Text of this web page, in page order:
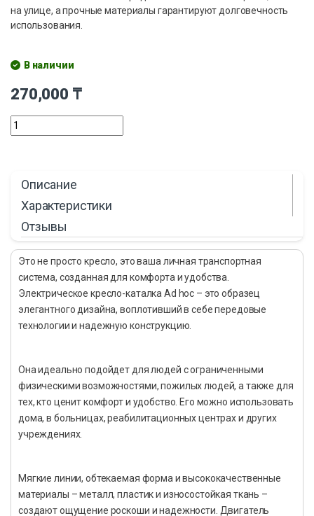
на улице, а прочные материалы гарантируют долговечность
использования.
В наличии
270,000 ₸
Описание
Характеристики
Отзывы
Это не просто кресло, это ваша личная транспортная
система, созданная для комфорта и удобства.
Электрическое кресло-каталка Ad hoc – это образец
элегантного дизайна, воплотивший в себе передовые
технологии и надежную конструкцию.
Она идеально подойдет для людей с ограниченными
физическими возможностями, пожилых людей, а также для
тех, кто ценит комфорт и удобство. Его можно использовать
дома, в больницах, реабилитационных центрах и других
учреждениях.
Мягкие линии, обтекаемая форма и высококачественные
материалы – металл, пластик и износостойкая ткань –
создают ощущение роскоши и надежности. Двигатель